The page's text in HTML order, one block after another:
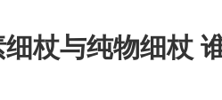
细杖与纯物细杖